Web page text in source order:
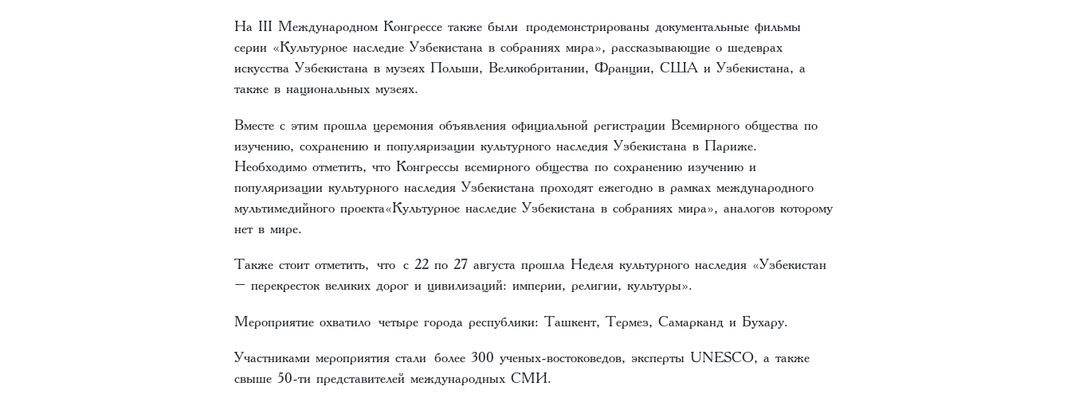
На III Международном Конгрессе также были продемонстрированы документальные фильмы
серии «Культурное наследие Узбекистана в собраниях мира», рассказывающие о шедеврах
искусства Узбекистана в музеях Польши, Великобритании, Франции, США и Узбекистана, а
также в национальных музеях.
Вместе с этим прошла церемония объявления официальной регистрации Всемирного общества по
изучению, сохранению и популяризации культурного наследия Узбекистана в Париже.
Необходимо отметить, что Конгрессы всемирного общества по сохранению изучению и
популяризации культурного наследия Узбекистана проходят ежегодно в рамках международного
мультимедийного проекта«Культурное наследие Узбекистана в собраниях мира», аналогов которому
нет в мире.
Также стоит отметить, что с 22 по 27 августа прошла Неделя культурного наследия «Узбекистан
– перекресток великих дорог и цивилизаций: империи, религии, культуры».
Мероприятие охватило четыре города республики: Ташкент, Термез, Самарканд и Бухару.
Участниками мероприятия стали более 300 ученых-востоковедов, эксперты UNESCO, а также
свыше 50-ти представителей международных СМИ.